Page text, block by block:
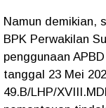
Namun demikian,
BPK Perwakilan
penggunaan
tanggal 23 Mei
49.B/LHP/